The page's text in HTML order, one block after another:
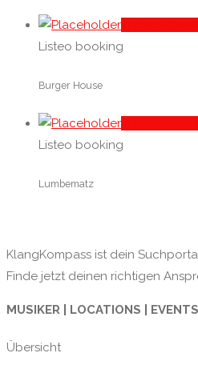
Listeo booking
Burger House
Listeo booking
Lumbematz
KlangKompass ist dein
Finde jetzt deinen richtigen
MUSIKER | LOCATIONS |
Übersicht